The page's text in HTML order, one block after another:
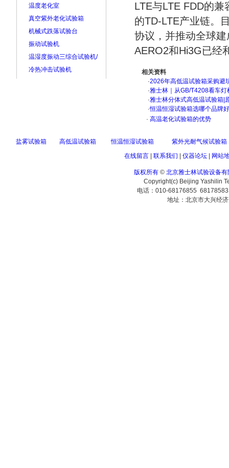
温度老化室
真空紫外老化试验箱
机械式跌落试验台
振动试验机
温湿度振动三综合试验机/
冷热冲击试验机
LTE与LTE FDD的
的TD-LTE产业链。
协议，并推动全球
AERO2和Hi3G已经
相关资料
·2026年高低温试验箱采购
·雅士林｜从GB/T4208看车
·雅士林分体式高低温试验箱|
·恒温恒湿试验箱选哪个品牌
· 高温老化试验箱的优势
盐雾试验箱 高低温试验箱 恒温恒湿试验箱
紫外光耐气候试验箱
在线留言| 联系我们 仪器论坛| 网站
版权所有 © 北京雅士林试验设备有
Copyright(c) Beijing Yashilin
电话：010-68176855
地址：北京市大兴经